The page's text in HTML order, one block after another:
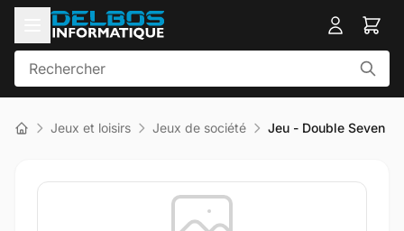
Jeux et loisirs Jeux de société Jeu - Double Seven